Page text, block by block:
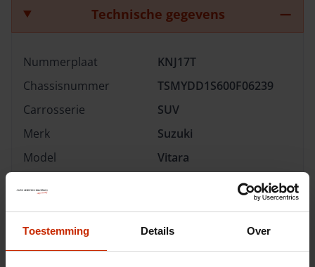
Toestemming Details Over
Technische gegevens
Nummerplaat
KNJ17T
Chassisnummer
TSMYDD1S600F06239
Carrosserie
SUV
Merk
Suzuki
Model
Vitara
1.4 Boosterjet Smart